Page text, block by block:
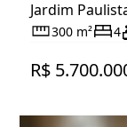
Jardim
300 m² 4
R$